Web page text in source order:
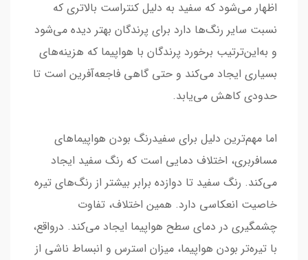
اظهار می‌شود که سفید به دلیل کنتراست بالاتری که
نسبت سایر رنگ‌ها دارد برای پرندگان بهتر دیده می‌شود
و به‌این‌ترتیب برخورد پرندگان با هواپیما که هزینه‌های
بسیاری ایجاد می‌کند و حتی گاهی فاجعه‌آفرین است تا
حدودی کاهش می‌یابد.
اما مهم‌ترین دلیل برای سفیدرنگ بودن هواپیماهای
مسافربری، اختلاف دمایی است که رنگ سفید ایجاد
می‌کند. رنگ سفید تا دوازده برابر بیشتر از رنگ‌های تیره
خاصیت انعکاسی دارد. همین اختلاف، تفاوت
چشمگیری در دمای سطح هواپیما ایجاد می‌کند. درواقع،
با تیره‌تر بودن هواپیما، میزان استرس و انبساط ناشی از